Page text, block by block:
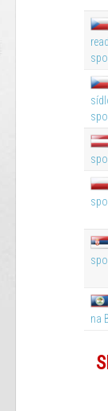
na